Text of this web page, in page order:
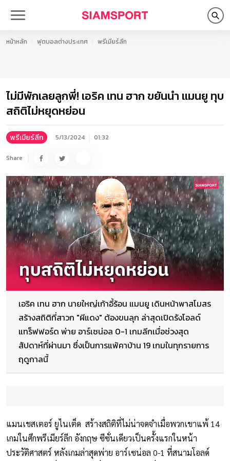
หน้าหลัก ฟุตบอลต่างประเทศ พรีเมียร์ลีก
ไม่มีพักเลยลูกพี่! เอริค เทน ฮาก ขยันนำ แมนยู ทุบ
สถิติไม่หยุดหย่อน
พรีเมียร์ลีก 5/13/2024 01:32
Share
เอริค เทน ฮาก นายใหญ่เก้าอี้ร้อน แมนยู เดินหน้าพาสโมสร
สร้างสถิติที่สาวก "ผีแดง" ต้องขนลุก ล่าสุดเปิดรังโอลด์
แทร็ฟฟอร์ด พ่าย อาร์เซน่อล 0-1 เกมลีกเมื่อช่วงสุด
สัปดาห์ที่ผ่านมา ซึ่งเป็นการแพ้คาบ้าน 19 เกมในทุกรายการ
ฤดูกาลนี้
แมนเชสเตอร์ ยูไนเต็ด สร้างสถิติที่ไม่น่าจดจำเมื่อพวกเขาแพ้ 14
เกมในศึกพรีเมียร์ลีก อังกฤษ ซีซั่นเดียวเป็นครั้งแรกในหน้า
ประวัติศาสตร์ หลังเกมล่าสุดพ่าย อาร์เซน่อล 0-1 ที่สนามโอลด์